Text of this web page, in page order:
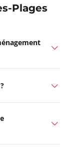
Plages